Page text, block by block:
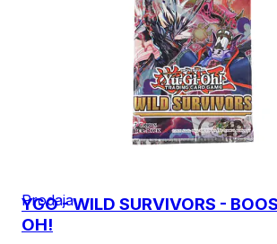
Prodaja
YGO - WILD SURVIVORS -
OH!